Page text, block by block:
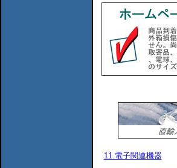
11.電子関連機器